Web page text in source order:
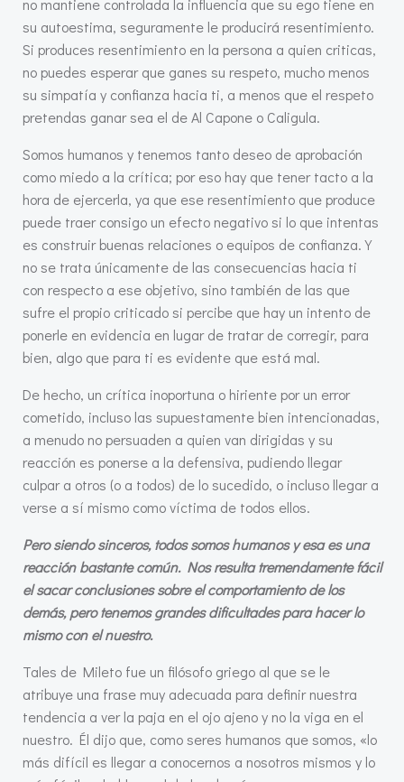
no mantiene controlada la influencia que su ego tiene en
su autoestima, seguramente le producirá resentimiento.
Si produces resentimiento en la persona a quien criticas,
no puedes esperar que ganes su respeto, mucho menos
su simpatía y confianza hacia ti, a menos que el respeto
pretendas ganar sea el de Al Capone o Caligula.
Somos humanos y tenemos tanto deseo de aprobación
como miedo a la crítica; por eso hay que tener tacto a la
hora de ejercerla, ya que ese resentimiento que produce
puede traer consigo un efecto negativo si lo que intentas
es construir buenas relaciones o equipos de confianza. Y
no se trata únicamente de las consecuencias hacia ti
con respecto a ese objetivo, sino también de las que
sufre el propio criticado si percibe que hay un intento de
ponerle en evidencia en lugar de tratar de corregir, para
bien, algo que para ti es evidente que está mal.
De hecho, un crítica inoportuna o hiriente por un error
cometido, incluso las supuestamente bien intencionadas,
a menudo no persuaden a quien van dirigidas y su
reacción es ponerse a la defensiva, pudiendo llegar
culpar a otros (o a todos) de lo sucedido, o incluso llegar a
verse a sí mismo como víctima de todos ellos.
Pero siendo sinceros, todos somos humanos y esa es una
reacción bastante común. Nos resulta tremendamente fácil
el sacar conclusiones sobre el comportamiento de los
demás, pero tenemos grandes dificultades para hacer lo
mismo con el nuestro.
Tales de Mileto fue un filósofo griego al que se le
atribuye una frase muy adecuada para definir nuestra
tendencia a ver la paja en el ojo ajeno y no la viga en el
nuestro. Él dijo que, como seres humanos que somos, «lo
más difícil es llegar a conocernos a nosotros mismos y lo